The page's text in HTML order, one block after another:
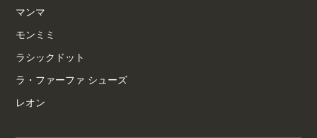
マンマ
モンミミ
ラシックドット
ラ・ファーファ シューズ
レオン